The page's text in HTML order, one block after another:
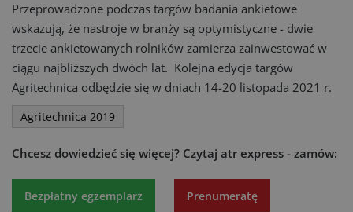
Przeprowadzone podczas targów badania ankietowe
wskazują, że nastroje w branży są optymistyczne - dwie
trzecie ankietowanych rolników zamierza zainwestować w
ciągu najbliższych dwóch lat. Kolejna edycja targów
Agritechnica odbędzie się w dniach 14-20 listopada 2021 r.
Agritechnica 2019
Chcesz dowiedzieć się więcej? Czytaj atr express - zamów:
Bezpłatny egzemplarz Prenumeratę